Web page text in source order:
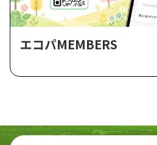
エコパMEMBERS